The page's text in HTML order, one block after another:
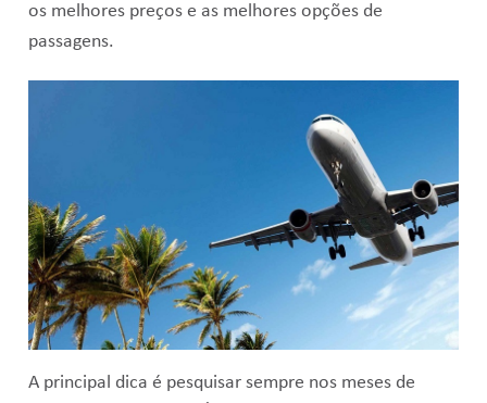
os melhores preços e as melhores opções de
passagens.
A principal dica é pesquisar sempre nos meses de